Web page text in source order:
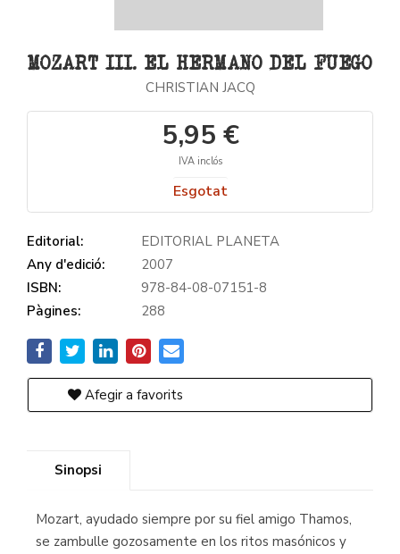
MOZART III. EL HERMANO DEL FUEGO
CHRISTIAN JACQ
5,95 €
IVA inclós
Esgotat
Editorial:
EDITORIAL PLANETA
Any d'edició:
2007
ISBN:
978-84-08-07151-8
Pàgines:
288
Afegir a favorits
Sinopsi
Mozart, ayudado siempre por su fiel amigo Thamos,
se zambulle gozosamente en los ritos masónicos y